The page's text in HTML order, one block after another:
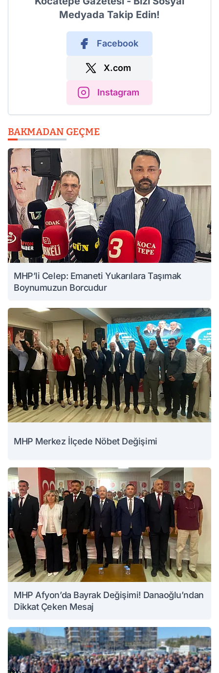
Medyada Takip Edin!
Facebook
X.com
Instagram
BAKMADAN GEÇME
MHP’li Celep: Emaneti Yukarılara Taşımak
Boynumuzun Borcudur
MHP Merkez İlçede Nöbet Değişimi
MHP Afyon’da Bayrak Değişimi! Danaoğlu’ndan
Dikkat Çeken Mesaj